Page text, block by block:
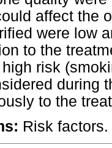
affect the
were low
to the
risk
during
to the
Risk